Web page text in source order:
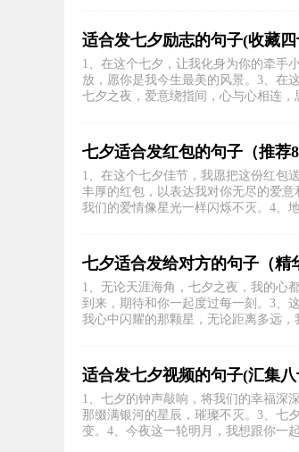
适合发七夕励志的句子(收藏
1、在这个七夕，让我化身为你的牵手
放，愿你是我今生最美的风景。3、在
七夕之夜，爱意绕指间，心与心相连
七夕适合发红包的句子（推荐
1、在这个七夕佳节，我愿把这份红包
丰厚的红包，以表达我对你无尽的爱
我们的爱情像星光一样闪烁不灭。4、
七夕适合发给对方的句子（精
1、无论天涯海角，七夕之夜，我的心
到来，期待和你一起度过每一刻。3、
我心中闪耀的那颗星，无论距离多远
适合发七夕视频的句子(汇集
1、七夕的钟声敲响，将我们的幸福深
那缀满银河的星辰，璀璨不灭。3、七
变。4、今夜这一轮明月，我想跟你一